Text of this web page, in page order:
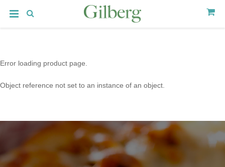
Error loading product page.
Object reference not set to an instance of an object.